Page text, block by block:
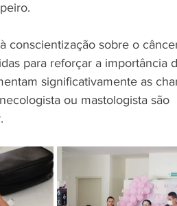
conscientização sobre o
para reforçar a importância
significativamente as
ou mastologista são